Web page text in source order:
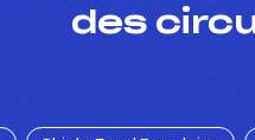
des